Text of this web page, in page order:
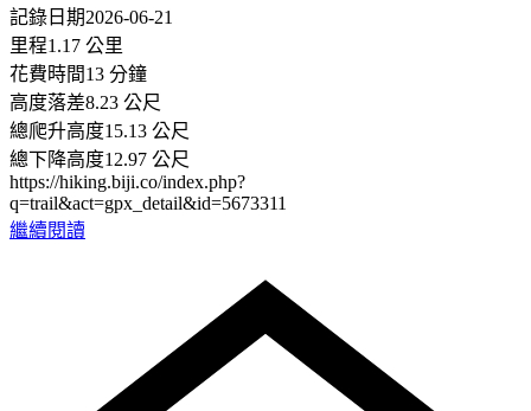
記錄日期2026-06-21
里程1.17 公里
花費時間13 分鐘
高度落差8.23 公尺
總爬升高度15.13 公尺
總下降高度12.97 公尺
https://hiking.biji.co/index.php?
q=trail&act=gpx_detail&id=5673311
繼續閱讀